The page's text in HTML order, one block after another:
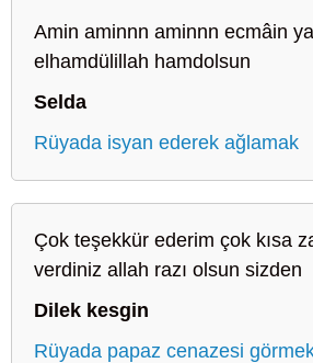
Amin aminnn aminnn ecmâin
elhamdülillah hamdolsun
Selda
Rüyada isyan ederek ağlamak
Çok teşekkür ederim çok kısa
verdiniz allah razı olsun sizden
Dilek kesgin
Rüyada papaz cenazesi